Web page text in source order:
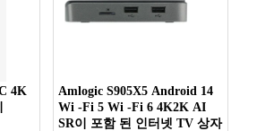
4K
Amlogic S905X5 Android 14
Wi -Fi 5 Wi -Fi 6 4K2K AI
SR이 포함 된 인터넷 TV 상자